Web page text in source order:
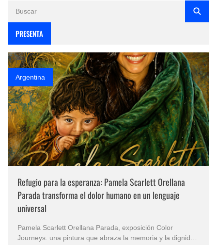
PRESENTA
Argentina
Refugio para la esperanza: Pamela Scarlett Orellana
Parada transforma el dolor humano en un lenguaje
universal
Pamela Scarlett Orellana Parada, exposición Color
Journeys: una pintura que abraza la memoria y la dignidad